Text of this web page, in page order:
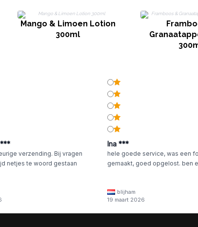
Mango & Limoen Lotion
300ml
verzending. Bij vragen
netjes te woord gestaan
Ina ***
hele goede service, was een
gemaakt, goed opgelost. ben
blijham
19 maart 2026